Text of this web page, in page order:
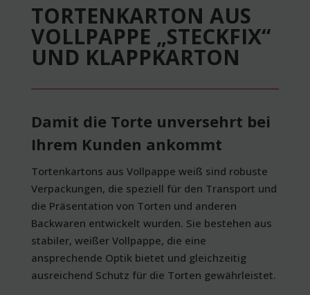
TORTENKARTON AUS
VOLLPAPPE „STECKFIX“
UND KLAPPKARTON
Damit die Torte unversehrt bei
Ihrem Kunden ankommt
Tortenkartons aus Vollpappe weiß sind robuste
Verpackungen, die speziell für den Transport und
die Präsentation von Torten und anderen
Backwaren entwickelt wurden. Sie bestehen aus
stabiler, weißer Vollpappe, die eine
ansprechende Optik bietet und gleichzeitig
ausreichend Schutz für die Torten gewährleistet.